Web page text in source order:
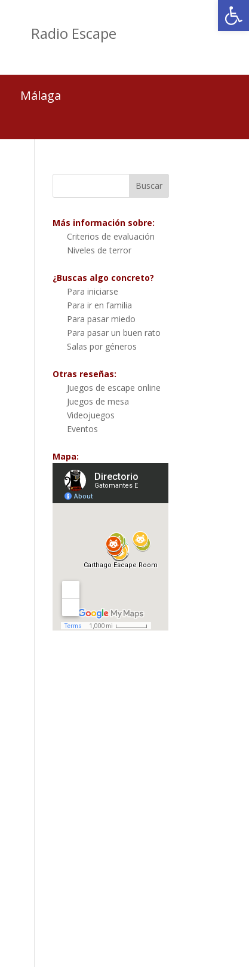
Radio Escape
Málaga
Más información sobre:
Criterios de evaluación
Niveles de terror
¿Buscas algo concreto?
Para iniciarse
Para ir en familia
Para pasar miedo
Para pasar un buen rato
Salas por géneros
Otras reseñas:
Juegos de escape online
Juegos de mesa
Videojuegos
Eventos
Mapa: